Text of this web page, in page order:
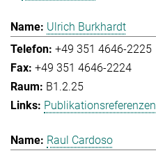
Ulrich Burkhardt
+49 351 4646-2225
+49 351 4646-2224
B1.2.25
Publikationsreferenzen
Raul Cardoso